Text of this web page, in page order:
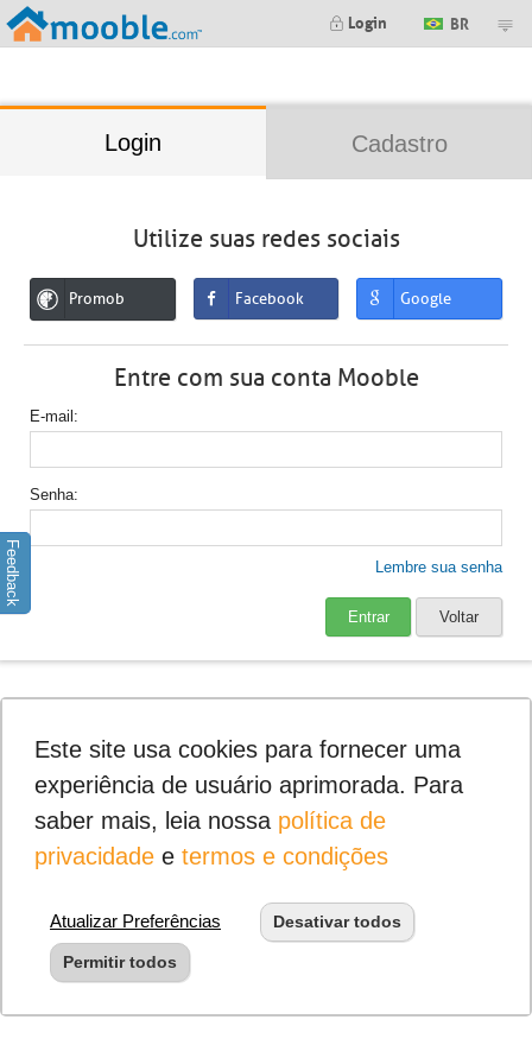
Login BR
Login Cadastro
Utilize suas redes sociais
Promob Facebook Google
Entre com sua conta Mooble
E-mail
Senha
Lembre sua senha
Entrar Voltar
Feedback
Este site usa cookies para fornecer uma
experiência de usuário aprimorada. Para
saber mais, leia nossa política de
privacidadee termos e condições
Atualizar Preferências Desativar todos
Permitir todos